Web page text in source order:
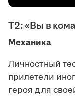
Т2: «Вы в
Механика
Личностный
прилетели
героя для